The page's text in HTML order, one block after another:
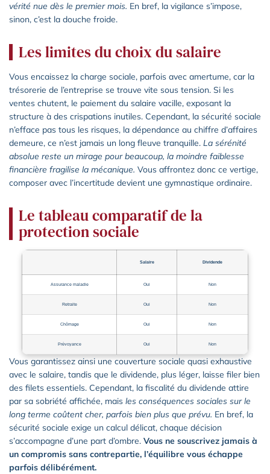
vérité nue dès le premier mois. En bref, la vigilance s’impose,
sinon, c’est la douche froide.
Les limites du choix du salaire
Vous encaissez la charge sociale, parfois avec amertume, car la
trésorerie de l’entreprise se trouve vite sous tension. Si les
ventes chutent, le paiement du salaire vacille, exposant la
structure à des crispations inutiles. Cependant, la sécurité sociale
n’efface pas tous les risques, la dépendance au chiffre d’affaires
demeure, ce n’est jamais un long fleuve tranquille. La sérénité
absolue reste un mirage pour beaucoup, la moindre faiblesse
financière fragilise la mécanique. Vous affrontez donc ce vertige,
composer avec l’incertitude devient une gymnastique ordinaire.
Le tableau comparatif de la
protection sociale
Salaire Dividende
Assurance maladie Oui Non
Retraite Oui Non
Chômage Oui Non
Prévoyance Oui Non
Vous garantissez ainsi une couverture sociale quasi exhaustive
avec le salaire, tandis que le dividende, plus léger, laisse filer bien
des filets essentiels. Cependant, la fiscalité du dividende attire
par sa sobriété affichée, mais les conséquences sociales sur le
long terme coûtent cher, parfois bien plus que prévu. En bref, la
sécurité sociale exige un calcul délicat, chaque décision
s’accompagne d’une part d’ombre. Vous ne souscrivez jamais à
un compromis sans contrepartie, l’équilibre vous échappe
parfois délibérément.